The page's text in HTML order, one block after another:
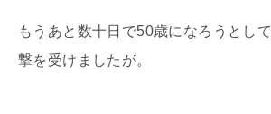
もうあと数十日で50歳になろうとし
撃を受けましたが。